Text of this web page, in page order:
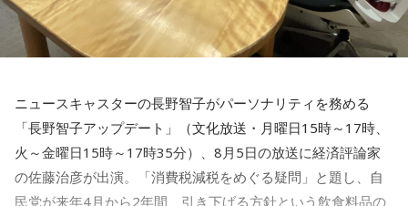
【4位】蟹座（かに座）
人の輪が広がる日。交流会やイベント、SNSでのつながりな
ど、いつもより少し広い世界に飛び込んでみると面白い出会
りてくるかも。
【5位】蠍座（さそり座）
人付き合いを丁寧に扱うと良い日。パートナーや仕事相手と
の間に、小さなすれ違いが起きるかも。理想を押しつけず、
ニュースキャスターの長野智子がパーソナリティを務める
「長野智子アップデート」（文化放送・月曜日15時～17時、
火～金曜日15時～17時35分）、8月5日の放送に経済評論家
の佐藤治彦が出演。「消費税減税をめぐる疑問」と題し、自
民党が来年4月から2年間、引き下げる方針という飲食料品の